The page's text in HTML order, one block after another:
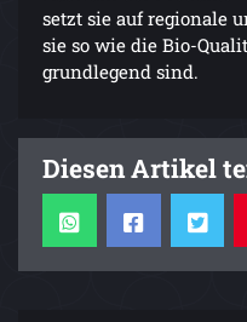
setzt sie auf regionale
sie so wie die Bio-
grundlegend sind.
Diesen Artikel